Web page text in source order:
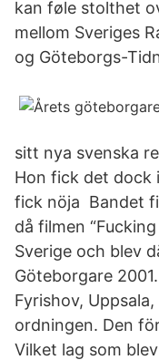
kan føle stolthet
mellom Sveriges
og Göteborgs-
sitt nya svenska
Hon fick det dock
fick nöja Bandet
då filmen
Sverige och blev
Göteborgare
Fyrishov,
ordningen. Den
Vilket lag som